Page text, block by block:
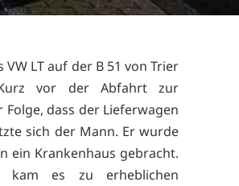
LT auf der B 51 von Trier
vor der Abfahrt zur
dass der Lieferwagen
sich der Mann. Er wurde
ein Krankenhaus gebracht.
kam es zu erheblichen